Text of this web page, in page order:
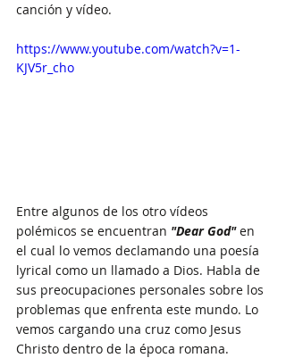
canción y vídeo.
https://www.youtube.com/watch?v=1-
KJV5r_cho
Entre algunos de los otro vídeos
polémicos se encuentran "Dear God" en
el cual lo vemos declamando una poesía
lyrical como un llamado a Dios. Habla de
sus preocupaciones personales sobre los
problemas que enfrenta este mundo. Lo
vemos cargando una cruz como Jesus
Christo dentro de la época romana.